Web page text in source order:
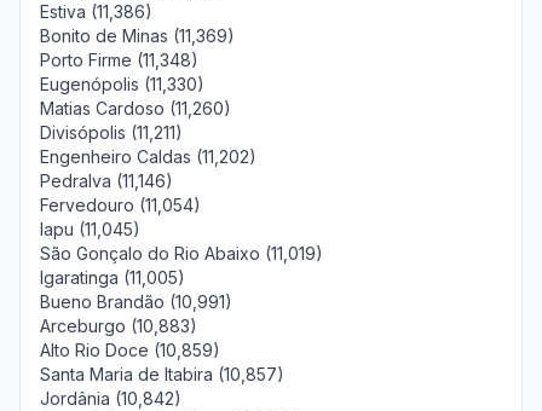
Estiva (11,386)
Bonito de Minas (11,369)
Porto Firme (11,348)
Eugenópolis (11,330)
Matias Cardoso (11,260)
Divisópolis (11,211)
Engenheiro Caldas (11,202)
Pedralva (11,146)
Fervedouro (11,054)
Iapu (11,045)
São Gonçalo do Rio Abaixo (11,019)
Igaratinga (11,005)
Bueno Brandão (10,991)
Arceburgo (10,883)
Alto Rio Doce (10,859)
Santa Maria de Itabira (10,857)
Jordânia (10,842)